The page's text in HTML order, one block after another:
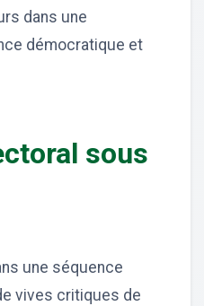
dans une
démocratique et
sous
une séquence
vives critiques de